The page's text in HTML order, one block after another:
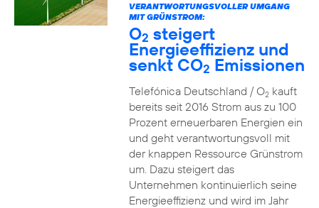
VERANTWORTUNGSVOLLER UMGANG
MIT GRÜNSTROM:
O2 steigert
Energieeffizienz und
senkt CO2 Emissionen
Telefónica Deutschland / O2kauft
bereits seit 2016 Strom aus zu 100
Prozent erneuerbaren Energien ein
und geht verantwortungsvoll mit
der knappen Ressource Grünstrom
um. Dazu steigert das
Unternehmen kontinuierlich seine
Energieeffizienz und wird im Jahr